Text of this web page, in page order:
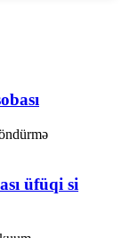
üfüqi si